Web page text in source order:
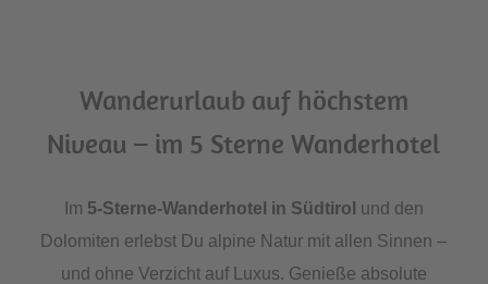
Wanderurlaub auf höchstem
Niveau – im 5 Sterne Wanderhotel
Im 5-Sterne-Wanderhotel in Südtirol und den
Dolomiten erlebst Du alpine Natur mit allen Sinnen –
und ohne Verzicht auf Luxus. Genieße absolute